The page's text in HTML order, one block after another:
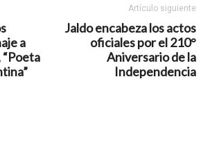
a
Artículo siguiente
Jaldo encabeza los actos
oficiales por el 210°
Aniversario de la
Independencia